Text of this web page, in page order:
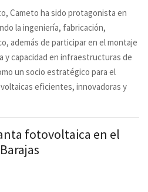
Cameto ha sido protagonista en
la ingeniería, fabricación,
además de participar en el montaje
y capacidad en infraestructuras de
un socio estratégico para el
eficientes, innovadoras y
fotovoltaica en el